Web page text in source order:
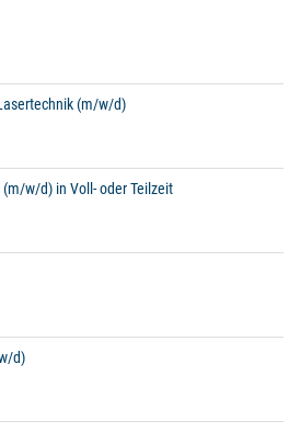
(m/w/d)
w/d) in Voll- oder Teilzeit
d)